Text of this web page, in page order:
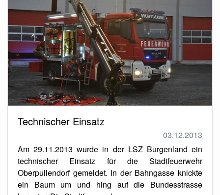
Technischer Einsatz
03.12.2013
Am 29.11.2013 wurde in der LSZ Burgenland ein
technischer Einsatz für die Stadtfeuerwehr
Oberpullendorf gemeldet. In der Bahngasse knickte
ein Baum um und hing auf die Bundesstrasse